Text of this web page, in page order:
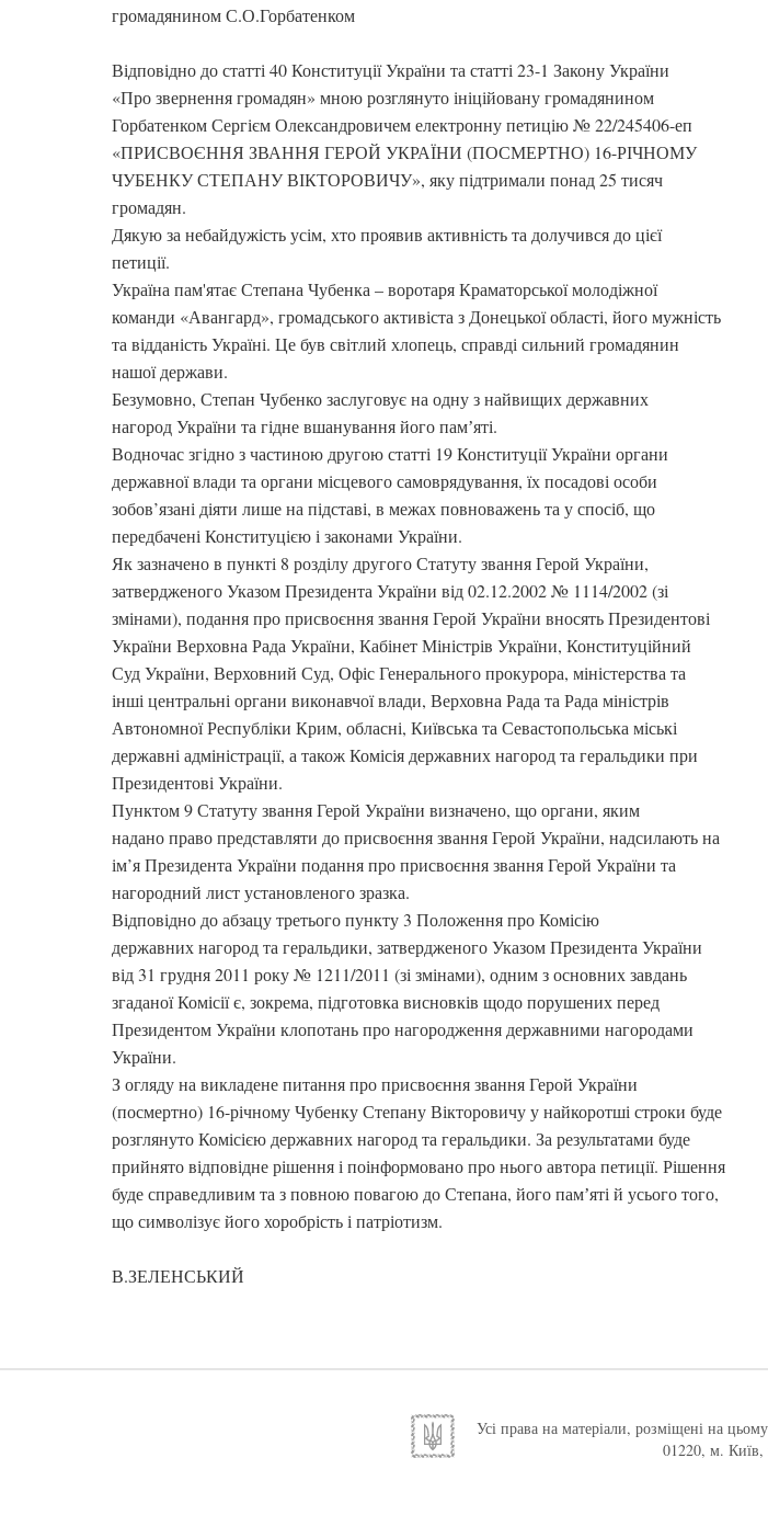
громадянином С.О.Горбатенком
Відповідно до статті 40 Конституції України та статті 23-1 Закону України
«Про звернення громадян» мною розглянуто ініційовану громадянином
Горбатенком Сергієм Олександровичем електронну петицію № 22/245406-еп
«ПРИСВОЄННЯ ЗВАННЯ ГЕРОЙ УКРАЇНИ (ПОСМЕРТНО) 16-РІЧНОМУ
ЧУБЕНКУ СТЕПАНУ ВІКТОРОВИЧУ», яку підтримали понад 25 тисяч
громадян.
Дякую за небайдужість усім, хто проявив активність та долучився до цієї
петиції.
Україна пам'ятає Степана Чубенка – воротаря Краматорської молодіжної
команди «Авангард», громадського активіста з Донецької області, його мужність
та відданість Україні. Це був світлий хлопець, справді сильний громадянин
нашої держави.
Безумовно, Степан Чубенко заслуговує на одну з найвищих державних
нагород України та гідне вшанування його памʼяті.
Водночас згідно з частиною другою статті 19 Конституції України органи
державної влади та органи місцевого самоврядування, їх посадові особи
зобов’язані діяти лише на підставі, в межах повноважень та у спосіб, що
передбачені Конституцією і законами України.
Як зазначено в пункті 8 розділу другого Статуту звання Герой України,
затвердженого Указом Президента України від 02.12.2002 № 1114/2002 (зі
змінами), подання про присвоєння звання Герой України вносять Президентові
України Верховна Рада України, Кабінет Міністрів України, Конституційний
Суд України, Верховний Суд, Офіс Генерального прокурора, міністерства та
інші центральні органи виконавчої влади, Верховна Рада та Рада міністрів
Автономної Республіки Крим, обласні, Київська та Севастопольська міські
державні адміністрації, а також Комісія державних нагород та геральдики при
Президентові України.
Пунктом 9 Статуту звання Герой України визначено, що органи, яким
надано право представляти до присвоєння звання Герой України, надсилають на
ім’я Президента України подання про присвоєння звання Герой України та
нагородний лист установленого зразка.
Відповідно до абзацу третього пункту 3 Положення про Комісію
державних нагород та геральдики, затвердженого Указом Президента України
від 31 грудня 2011 року № 1211/2011 (зі змінами), одним з основних завдань
згаданої Комісії є, зокрема, підготовка висновків щодо порушених перед
Президентом України клопотань про нагородження державними нагородами
України.
З огляду на викладене питання про присвоєння звання Герой України
(посмертно) 16-річному Чубенку Степану Вікторовичу у найкоротші строки буде
розглянуто Комісією державних нагород та геральдики. За результатами буде
прийнято відповідне рішення і поінформовано про нього автора петиції. Рішення
буде справедливим та з повною повагою до Степана, його памʼяті й усього того,
що символізує його хоробрість і патріотизм.
В.ЗЕЛЕНСЬКИЙ
Усі права на матеріали, розміщені на
01220, м. Київ,